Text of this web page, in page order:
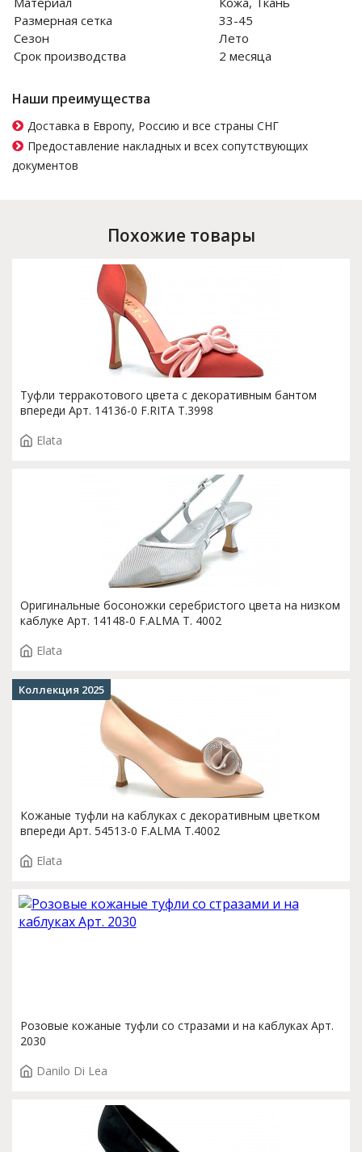
Размерная сетка
33-45
Сезон
Лето
Срок производства
2 месяца
Наши преимущества
Доставка в Европу, Россию и все страны СНГ
Предоставление накладных и всех сопутствующих
документов
Похожие товары
Туфли терракотового цвета с декоративным бантом
впереди Арт. 14136-0 F.RITA T.3998
Elata
Оригинальные босоножки серебристого цвета на низком
каблуке Арт. 14148-0 F.ALMA T. 4002
Elata
Кожаные туфли на каблуках с декоративным цветком
впереди Арт. 54513-0 F.ALMA T.4002
Elata
Коллекция 2025
Розовые кожаные туфли со стразами и на каблуках Арт.
2030
Danilo Di Lea